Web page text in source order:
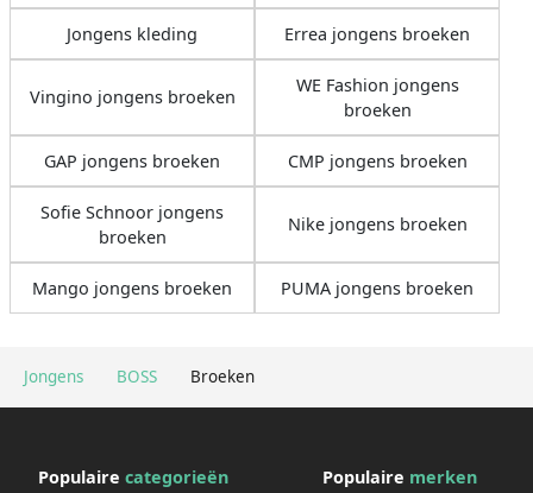
Jongens BOSS Broeken
Jongens kleding Errea jongens broeken
Vingino jongens broeken
WE Fashion jongens
broeken
GAP jongens broeken CMP jongens broeken
Sofie Schnoor jongens
broeken
Nike jongens broeken
Mango jongens broeken PUMA jongens broeken
Populaire categorieën Populaire merken